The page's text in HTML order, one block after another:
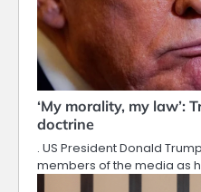
‘My morality, my law’:
doctrine
. US President Donald
members of the media as